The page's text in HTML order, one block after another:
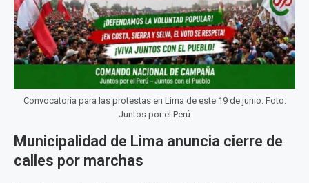
Convocatoria para las protestas en Lima de este 19 de junio. Foto:
Juntos por el Perú
Municipalidad de Lima anuncia cierre de
calles por marchas